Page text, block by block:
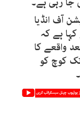
آف انڈیا
ہے کہ
واقعے کا
تک کوچ کو